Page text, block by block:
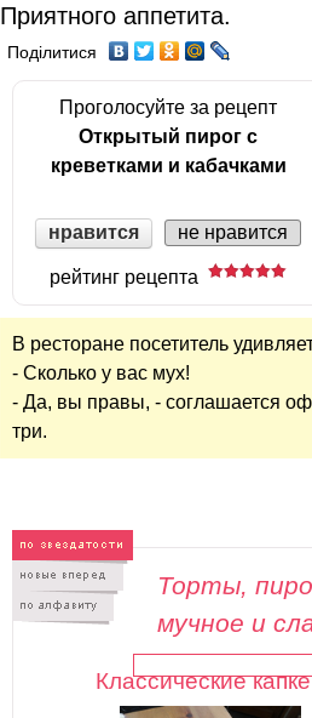
Приятного аппетита.
Поділитися
Проголосуйте за рецепт
Открытый пирог с
креветками и кабачками
нравится не нравится
рейтинг рецепта
В ресторане посетитель
- Сколько у вас мух!
- Да, вы правы, - соглашается
три.
Торты,
мучное и
Классические